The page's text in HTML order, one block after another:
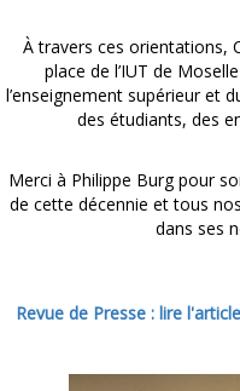
À travers ces orientations,
place de l’IUT de
l’enseignement supérieur et
des étudiants, des
Merci à Philippe Burg pour
de cette décennie et tous
dans ses
Revue de Presse : lire